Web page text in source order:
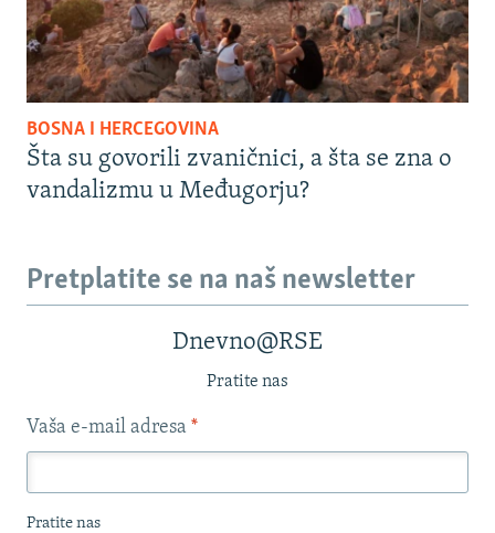
BOSNA I HERCEGOVINA
Šta su govorili zvaničnici, a šta se zna o
vandalizmu u Međugorju?
Pretplatite se na naš newsletter
Dnevno@RSE
Pratite nas
Vaša e-mail adresa *
Pratite nas